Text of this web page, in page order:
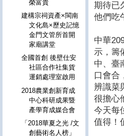
期待已
他們吃
中華
示，籌
中、臺
口會合
辨識菜
很擔心
今天每
值得！
榮富貴
建構宗祠資產×閩南
文化島×歷史記憶
金門文管所首開
家廟講堂
全國首創 後壁仕安
社區合作社集貨
運銷處理室啟用
2018農業創新育成
中心科研成果暨
產學育成媒合會
「2018華夏之光 /文
創藝術名人榜」